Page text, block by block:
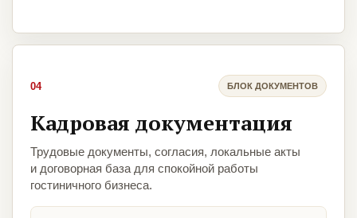
04 БЛОК ДОКУМЕНТОВ
Кадровая документация
Трудовые документы, согласия, локальные акты
и договорная база для спокойной работы
гостиничного бизнеса.